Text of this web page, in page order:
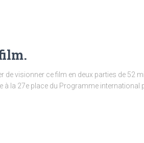
visionner ce film en deux parties de 52
à la 27e place du Programme international